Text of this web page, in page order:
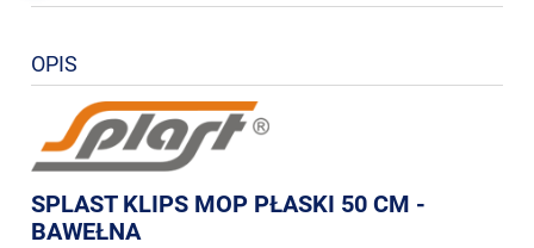
OPIS
SPLAST KLIPS MOP PŁASKI 50 CM -
BAWEŁNA